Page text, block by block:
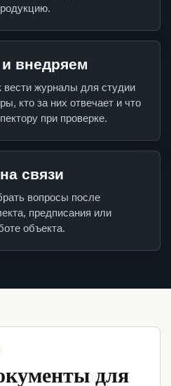
внедряем
журналы для студии
кто за них отвечает и что
при проверке.
связи
вопросы после
предписания или
объекта.
для